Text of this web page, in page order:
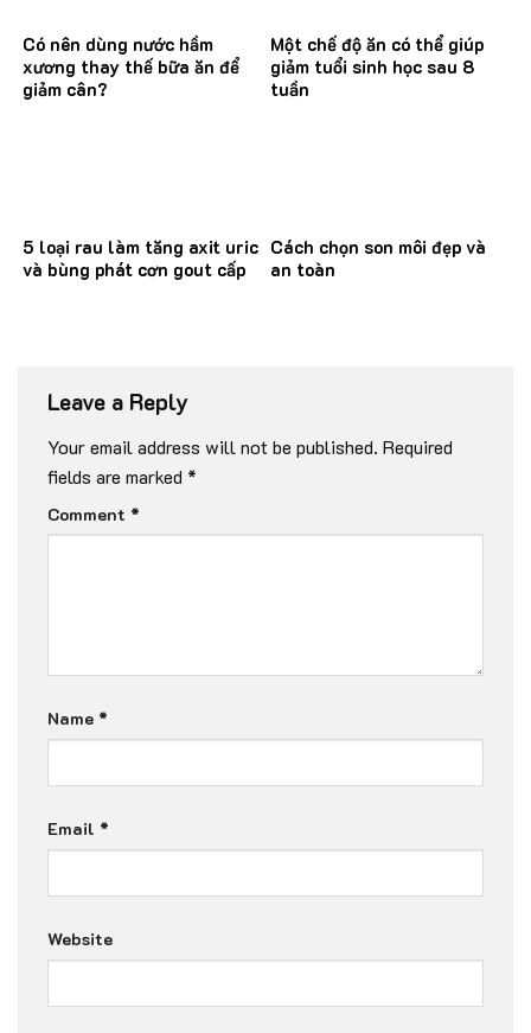
Có nên dùng nước hầm
xương thay thế bữa ăn để
giảm cân?
Một chế độ ăn có thể giúp
giảm tuổi sinh học sau 8
tuần
5 loại rau làm tăng axit uric
và bùng phát cơn gout cấp
Cách chọn son môi đẹp và
an toàn
Leave a Reply
Your email address will not be published. Required
fields are marked *
Comment *
Name *
Email *
Website